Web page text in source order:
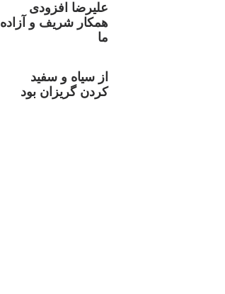
علیرضا افزودی
همکار شریف و آزاده
ما
از سیاه و سفید
کردن گریزان بود